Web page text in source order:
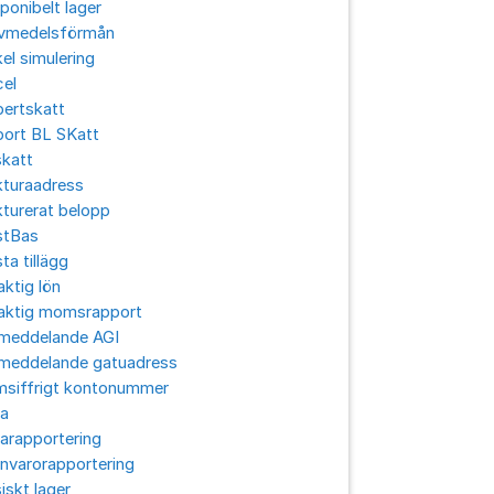
lager
simulering
BL SKatt
belopp
tillägg
lön
momsrapport
AGI
gatuadress
kontonummer
lager